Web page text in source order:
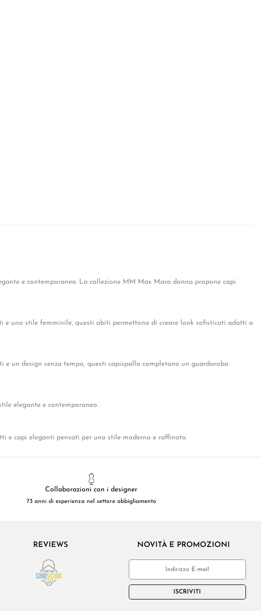
e contemporaneo. La collezione MM Max Mara donna propone capi
uno stile femminile, questi abiti permettono di creare look sofisticati adatti a
un design senza tempo, questi capispalla completano un guardaroba
elegante e contemporaneo.
e capi eleganti pensati per uno stile moderno e raffinato.
Collaborazioni con i designer
73 anni di esperienza nel settore abbigliamento
REVIEWS NOVITÀ E PROMOZIONI
ISCRIVITI